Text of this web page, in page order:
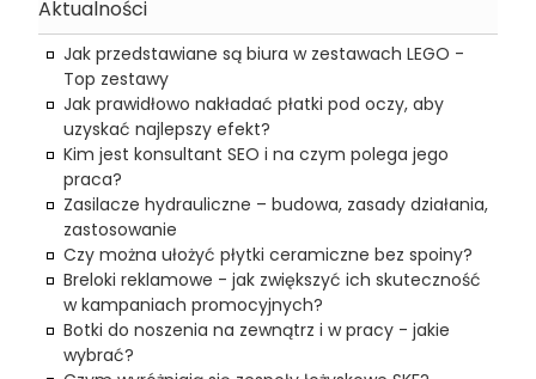
Aktualności
Jak przedstawiane są biura w zestawach LEGO -
Top zestawy
Jak prawidłowo nakładać płatki pod oczy, aby
uzyskać najlepszy efekt?
Kim jest konsultant SEO i na czym polega jego
praca?
Zasilacze hydrauliczne – budowa, zasady działania,
zastosowanie
Czy można ułożyć płytki ceramiczne bez spoiny?
Breloki reklamowe - jak zwiększyć ich skuteczność
w kampaniach promocyjnych?
Botki do noszenia na zewnątrz i w pracy - jakie
wybrać?